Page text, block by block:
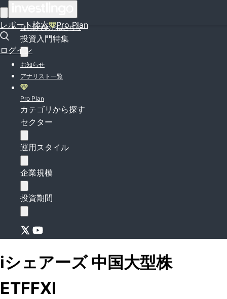
レポート検索 Pro Plan
ログイン
はじめての方はこちら
投資入門特集
お知らせ
アナリスト一覧
Pro Plan
カテゴリから探す
セクター
運用スタイル
企業規模
投資期間
iシェアーズ 中国大型株
ETFFXI